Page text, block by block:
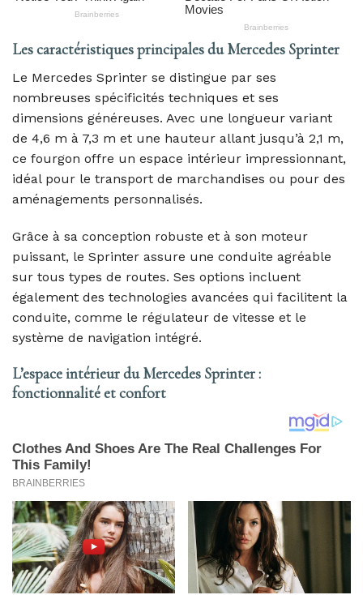
Les caractéristiques principales du Mercedes Sprinter
Le Mercedes Sprinter se distingue par ses
nombreuses spécificités techniques et ses
dimensions généreuses. Avec une longueur variant
de 4,6 m à 7,3 m et une hauteur allant jusqu’à 2,1 m,
ce fourgon offre un espace intérieur impressionnant,
idéal pour le transport de marchandises ou pour des
aménagements personnalisés.
Grâce à sa conception robuste et à son moteur
puissant, le Sprinter assure une conduite agréable
sur tous types de routes. Ses options incluent
également des technologies avancées qui facilitent la
conduite, comme le régulateur de vitesse et le
système de navigation intégré.
L’espace intérieur du Mercedes Sprinter :
fonctionnalité et confort